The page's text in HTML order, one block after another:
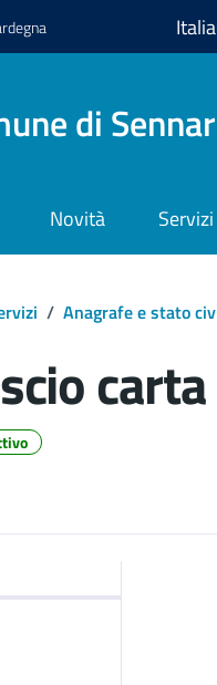
di
Novità Servizi
/ Anagrafe e stato